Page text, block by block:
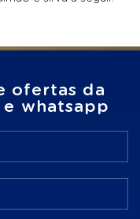
ofertas da
whatsapp